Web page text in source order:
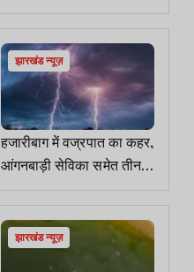
गली लाश, पहचान में जुटी
पुलिस
झारखंड न्यूज़
हजारीबाग में वज्रपात का कहर,
आंगनबाड़ी सेविका समेत तीन
लोगों की मौत
झारखंड न्यूज़